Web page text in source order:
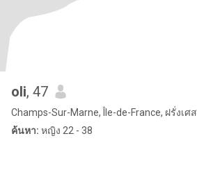
oli, 47
Champs-Sur-Marne, Île-de-France, ฝรั่งเศส
ค้นหา: หญิง 22 - 38